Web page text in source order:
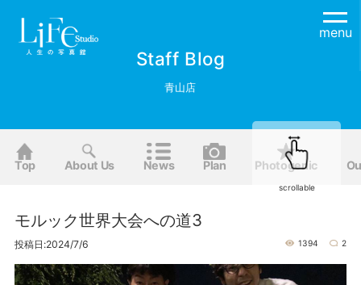
menu
Staff Blog
青山店
Top About Us News Plan Photogenic
モルック世界大会への道3
投稿日:2024/7/6 1394 2